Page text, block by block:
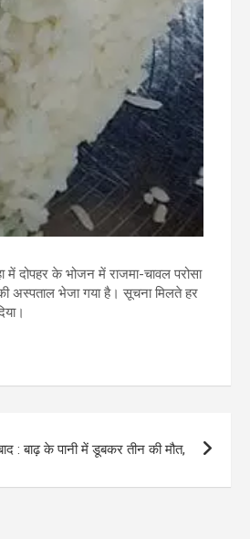
में दोपहर के भोजन में राजमा-चावल परोसा
अस्पताल भेजा गया है। सूचना मिलते हर
: बाढ़ के पानी में डूबकर तीन की मौत,